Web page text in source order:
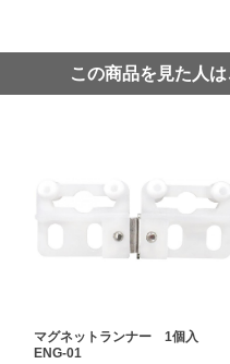
この商品を見た人
マグネットランナー 1個入
ENG-01